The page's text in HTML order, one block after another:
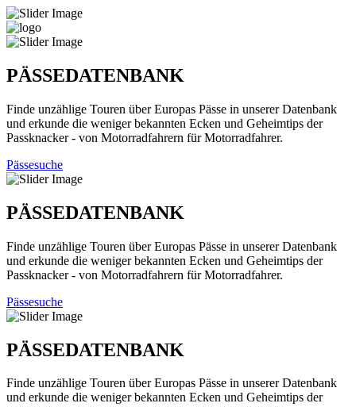
PÄSSEDATENBANK
Finde unzählige Touren über Europas Pässe in unserer Datenbank
und erkunde die weniger bekannten Ecken und Geheimtips der
Passknacker - von Motorradfahrern für Motorradfahrer.
Pässesuche
PÄSSEDATENBANK
Finde unzählige Touren über Europas Pässe in unserer Datenbank
und erkunde die weniger bekannten Ecken und Geheimtips der
Passknacker - von Motorradfahrern für Motorradfahrer.
Pässesuche
PÄSSEDATENBANK
Finde unzählige Touren über Europas Pässe in unserer Datenbank
und erkunde die weniger bekannten Ecken und Geheimtips der